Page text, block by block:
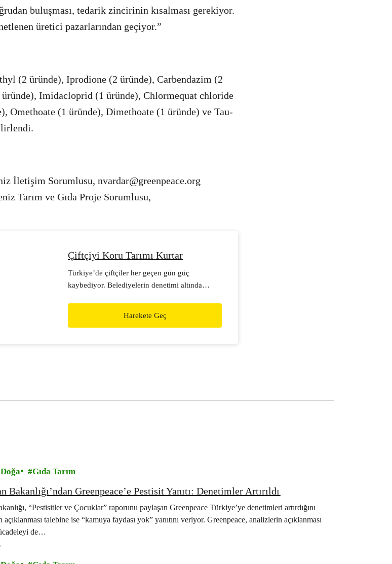
buluşması, tedarik zincirinin kısalması gerekiyor.
üretici pazarlarından geçiyor.”
(2 üründe), Iprodione (2 üründe), Carbendazim (2
Imidacloprid (1 üründe), Chlormequat chloride
Omethoate (1 üründe), Dimethoate (1 üründe) ve Tau-
İletişim Sorumlusu, nvardar@greenpeace.org
Tarım ve Gıda Proje Sorumlusu,
Çiftçiyi Koru Tarımı Kurtar
Türkiye’de çiftçiler her geçen gün güç
kaybediyor. Belediyelerin denetimi altında
ulaşabilecek. Ekolojik bir gelecek için sen de
Harekete Geç
Gıda Tarım
Bakanlığı’ndan Greenpeace’e Pestisit Yanıtı: Denetimler Artırıldı
“Pestisitler ve Çocuklar” raporunu paylaşan Greenpeace Türkiye’ye denetimleri artırdığını
açıklanması talebine ise “kamuya faydası yok” yanıtını veriyor. Greenpeace, analizlerin açıklanması
de…